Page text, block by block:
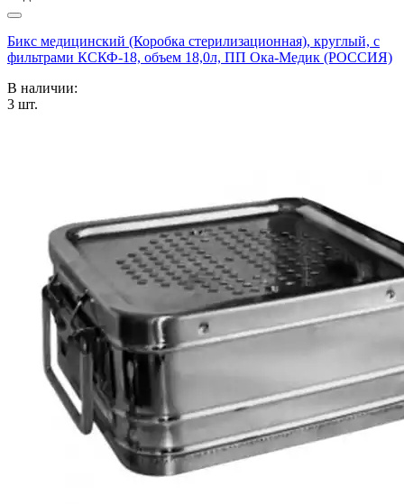
Бикс медицинский (Коробка стерилизационная), круглый, с
фильтрами КСКФ-18, объем 18,0л, ПП Ока-Медик (РОССИЯ)
В наличии:
3 шт.